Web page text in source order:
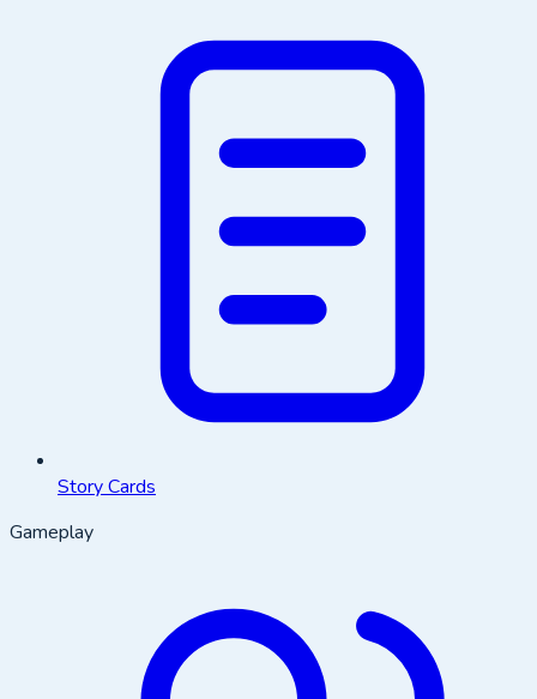
Story Cards
Gameplay